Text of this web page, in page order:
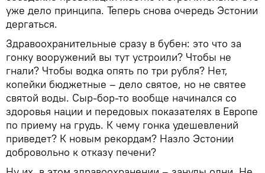
уже дело принципа. Теперь снова очередь Эстонии
дергаться.
Здравоохранительные сразу в бубен: это что за
гонку вооружений вы тут устроили? Чтобы не
гнали? Чтобы водка опять по три рубля? Нет,
копейки бюджетные – дело святое, но не святее
святой воды. Сыр-бор-то вообще начинался со
здоровья нации и передовых показателях в Европе
по приему на грудь. К чему гонка удешевлений
приведет? К новым рекордам? Назло Эстонии
добровольно к отказу печени?